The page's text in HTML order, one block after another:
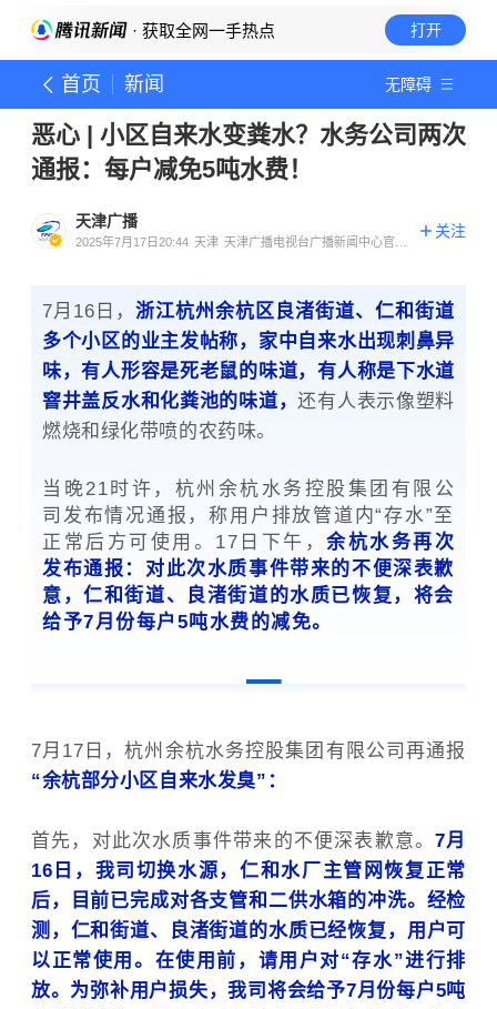
· 获取全网一手热点 打开
首页 新闻 无障碍
恶心 | 小区自来水变粪水？水务公司两次
通报：每户减免5吨水费！
天津广播
2025年7月17日20:44 天津 天津广播电视台广播新闻中心官方
关注
7月16日， 浙江杭州余杭区良渚街道、仁和街道
多个小区的业主发帖称，家中自来水出现刺鼻异
味，有人形容是死老鼠的味道，有人称是下水道
窨井盖反水和化粪池的味道，还有人表示像塑料
燃烧和绿化带喷的农药味。
当晚21时许，杭州余杭水务控股集团有限公
司发布情况通报，称用户排放管道内“存水”至
正常后方可使用。17日下午， 余杭水务再次
发布通报：对此次水质事件带来的不便深表歉
意，仁和街道、良渚街道的水质已恢复，将会
给予7月份每户5吨水费的减免。
7月17日，杭州余杭水务控股集团有限公司再通报
“余杭部分小区自来水发臭”：
首先，对此次水质事件带来的不便深表歉意。7月
16日，我司切换水源，仁和水厂主管网恢复正常
后，目前已完成对各支管和二供水箱的冲洗。经检
测，仁和街道、良渚街道的水质已经恢复，用户可
以正常使用。在使用前，请用户对“存水”进行排
放。为弥补用户损失，我司将会给予7月份每户5吨